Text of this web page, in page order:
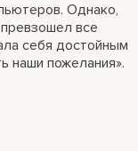
Однако,
все
себя достойным
наши пожелания».